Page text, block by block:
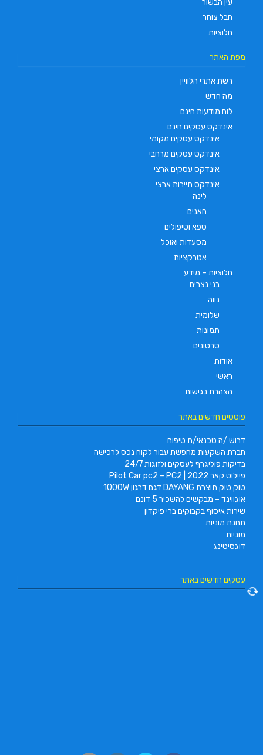
חבל צוחר
חלוציות
מפת האתר
רשת אתרי הלוויין
מה חדש
לוח מודעות חינם
אינדקס עסקים חינם
אינדקס עסקים מקומי
אינדקס עסקים מרחבי
אינדקס עסקים ארצי
אינדקס תיירות ארצי
לינה
חאנים
ספא וטיפולים
מסעדות ואוכל
אטרקציות
חלוציות – מידע
בני נצרים
נווה
שלומית
תמונות
סרטונים
אודות
ראשי
הצהרת נגישות
פוסטים חדשים באתר
דרוש /ה טכנאי/ת טיפוח
חברת השקעות מחפשת עבור לקוח נכס לרכישה
בדיקות פוליגרף לעסקים ולזוגות 24/7
פיילוט קאר 2022 | Pilot Car pc2 – PC2
טוק טוק תוצרת DAYANG דגם דרגון 1000W
אוגווינד – מבקשים להשכיר 5 דונם
שירות איסוף בקבוקים ברי פיקדון
תחנת מוניות
מוניות
דוגסיטינג
עסקים חדשים באתר